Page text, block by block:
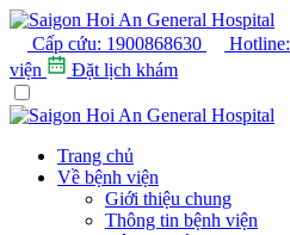
Cấp cứu: 1900868630 Hotline:
viện
Đặt lịch khám
Trang chủ
Về bệnh viện
Giới thiệu chung
Thông tin bệnh viện